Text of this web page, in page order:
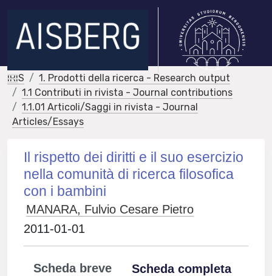
IRIS
1. Prodotti della ricerca - Research output
1.1 Contributi in rivista - Journal contributions
1.1.01 Articoli/Saggi in rivista - Journal
Articles/Essays
Il rispetto dei diritti e il suo esercizio
nella comunità di ricerca filosofica
con i bambini
MANARA, Fulvio Cesare Pietro
2011-01-01
Scheda breve
Scheda completa